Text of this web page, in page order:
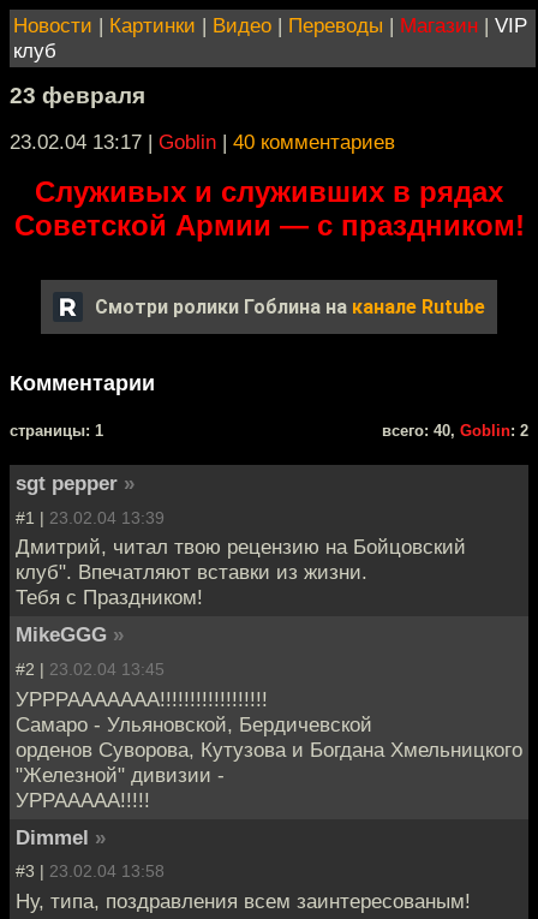
Новости | Картинки | Видео | Переводы | Магазин | VIP
клуб
23 февраля
23.02.04 13:17 | Goblin | 40 комментариев
Служивых и служивших в рядах
Советской Армии — с праздником!
Смотри ролики Гоблина на канале Rutube
Комментарии
cтраницы: 1 всего: 40, Goblin: 2
sgt pepper »
#1 | 23.02.04 13:39
Дмитрий, читал твою рецензию на Бойцовский
клуб". Впечатляют вставки из жизни.
Тебя с Праздником!
MikeGGG »
#2 | 23.02.04 13:45
УРРРААААААА!!!!!!!!!!!!!!!!!!
Самаро - Ульяновской, Бердичевской
орденов Суворова, Кутузова и Богдана Хмельницкого
"Железной" дивизии -
УРРААААА!!!!!
Dimmel »
#3 | 23.02.04 13:58
Ну, типа, поздравления всем заинтересованым!